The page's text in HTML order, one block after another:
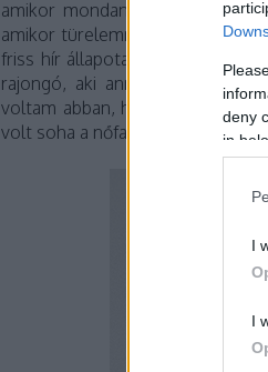
deny
in
I
I
amikor mondanivalója akadt,
amikor türelemmel viselt
friss hír állapota javulásáról.
rajongó, aki annyira, de
voltam abban, hogy Révész
volt soha a nőfaló Kölyök, Alex